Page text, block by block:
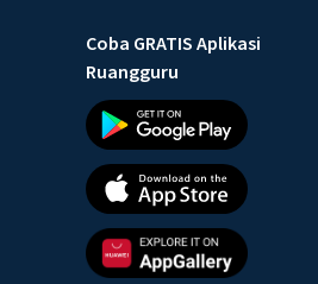
Coba GRATIS Aplikasi
Ruangguru